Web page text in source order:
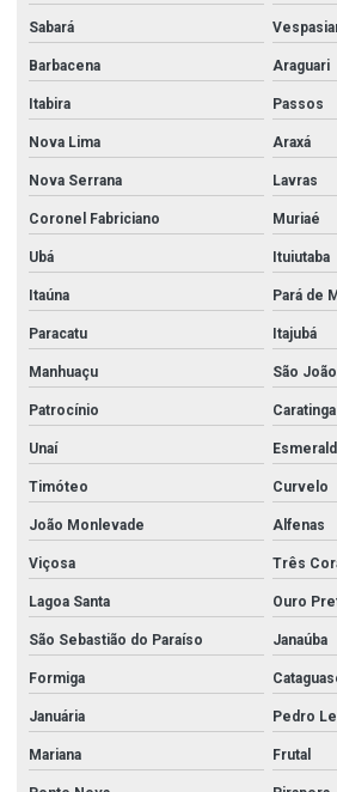
Sabará
Barbacena Araguari
Itabira Passos
Nova Lima Araxá
Nova Serrana Lavras
Coronel Fabriciano Muriaé
Ubá Ituiutaba
Itaúna Pará de
Paracatu Itajubá
Manhuaçu São
Patrocínio Caratinga
Unaí
Timóteo Curvelo
João Monlevade Alfenas
Viçosa Três
Lagoa Santa Ouro
São Sebastião do Paraíso Janaúba
Formiga
Januária Pedro
Mariana Frutal